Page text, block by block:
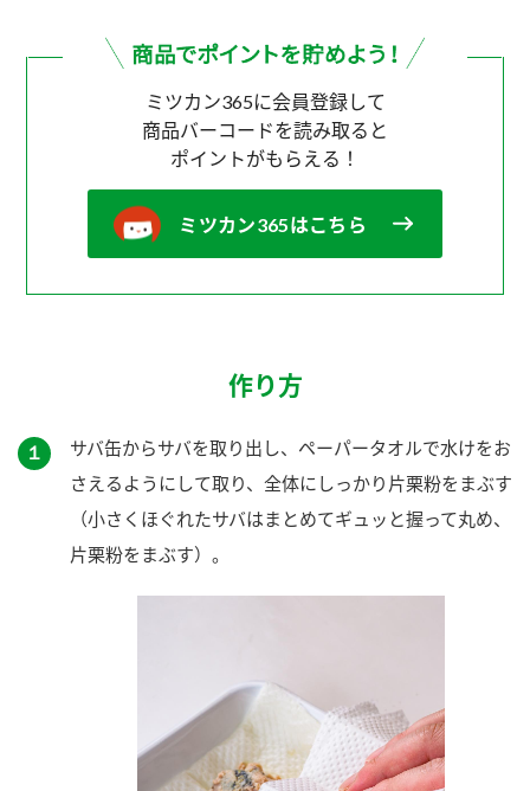
ミツカン365に会員登録して
商品バーコードを読み取ると
ポイントがもらえる！
ミツカン365はこちら
作り方
１
サバ缶からサバを取り出し、ペーパータオルで水けをお
さえるようにして取り、全体にしっかり片栗粉をまぶす
（小さくほぐれたサバはまとめてギュッと握って丸め、
片栗粉をまぶす）。